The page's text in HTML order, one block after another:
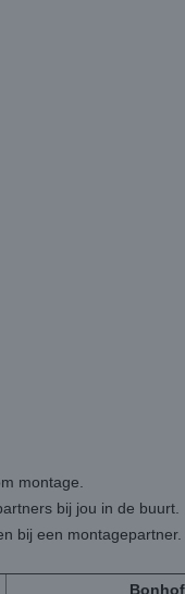
montage.
bij jou in de buurt.
bij een montagepartner.